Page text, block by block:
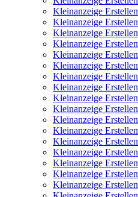
Kleinanzeige Erstellen
Kleinanzeige Erstellen
Kleinanzeige Erstellen
Kleinanzeige Erstellen
Kleinanzeige Erstellen
Kleinanzeige Erstellen
Kleinanzeige Erstellen
Kleinanzeige Erstellen
Kleinanzeige Erstellen
Kleinanzeige Erstellen
Kleinanzeige Erstellen
Kleinanzeige Erstellen
Kleinanzeige Erstellen
Kleinanzeige Erstellen
Kleinanzeige Erstellen
Kleinanzeige Erstellen
Kleinanzeige Erstellen